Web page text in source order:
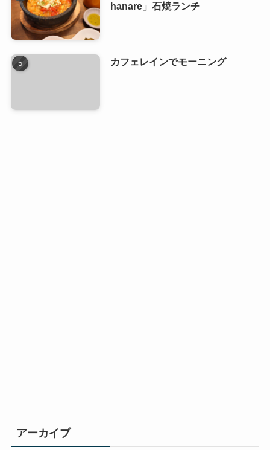
hanare」石焼ランチ
カフェレインでモーニング
アーカイブ